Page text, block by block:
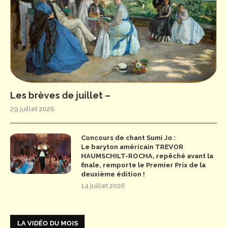
Les brèves de juillet –
29 juillet 2026
Concours de chant Sumi Jo :
Le baryton américain TREVOR
HAUMSCHILT-ROCHA, repêché avant la
finale, remporte le Premier Prix de la
deuxième édition !
14 juillet 2026
LA VIDÉO DU MOIS